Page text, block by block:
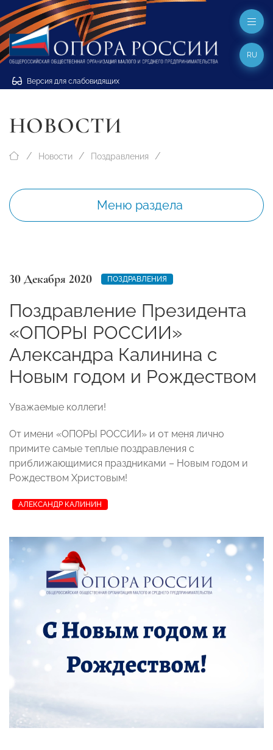
Версия для слабовидящих
RU
НОВОСТИ
Новости Поздравления
Меню раздела
30 Декабря 2020 ПОЗДРАВЛЕНИЯ
Поздравление Президента
«ОПОРЫ РОССИИ»
Александра Калинина с
Новым годом и Рождеством
Уважаемые коллеги!
От имени «ОПОРЫ РОССИИ» и от меня лично
примите самые теплые поздравления с
приближающимися праздниками – Новым годом и
Рождеством Христовым!
АЛЕКСАНДР КАЛИНИН